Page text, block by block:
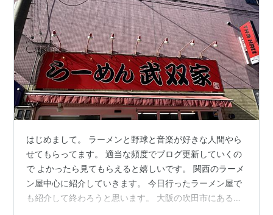
はじめまして。 ラーメンと野球と音楽が好きな人間やら
せてもらってます。 適当な頻度でブログ更新していくの
で よかったら見てもらえると嬉しいです。 関西のラーメ
ン屋中心に紹介していきます。 今日行ったラーメン屋で
も紹介して終わろうと思います。 大阪の吹田市にある